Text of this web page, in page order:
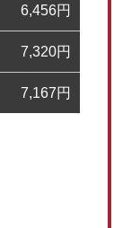
6,456円
7,320円
7,167円